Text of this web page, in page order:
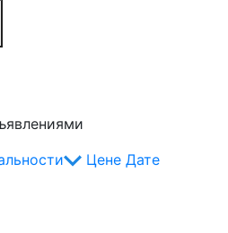
Цене Дате